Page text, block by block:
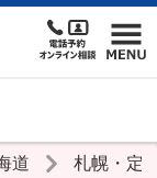
道 札幌・定